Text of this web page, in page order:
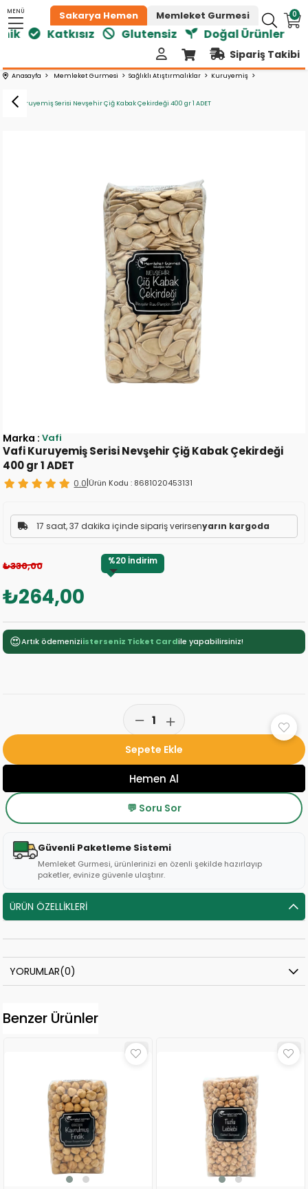
0
MENÜ Sakarya Hemen Memleket Gurmesi
Katkısız Glutensiz Doğal Ürünler
Sipariş Takibi
Anasayfa Memleket Gurmesi Sağlıklı Atıştırmalıklar Kuruyemiş
Vafi Kuruyemiş Serisi Nevşehir Çiğ Kabak Çekirdeği 400 gr 1 ADET
Vafi Kuruyemiş Serisi Nevşehir Çiğ Kabak Çekirdeği
400 gr 1 ADET
0.0|Ürün Kodu : 8681020453131
17 saat, 37 dakika içinde sipariş verirsenyarın kargoda
₺330,00 %20İndirim
₺264,00
Marka : Vafi
😍Artık ödemeniziisterseniz Ticket Cardile yapabilirsiniz!
💬 Soru Sor
Güvenli Paketleme Sistemi
Memleket Gurmesi, ürünlerinizi en özenli şekilde hazırlayıp
paketler, evinize güvenle ulaştırır.
ÜRÜN ÖZELLIKLERI
YORUMLAR(0)
Benzer Ürünler